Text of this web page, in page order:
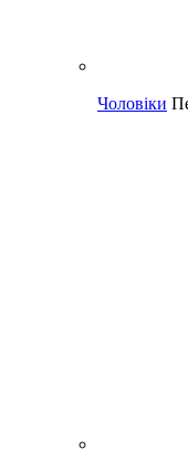
Чоловіки